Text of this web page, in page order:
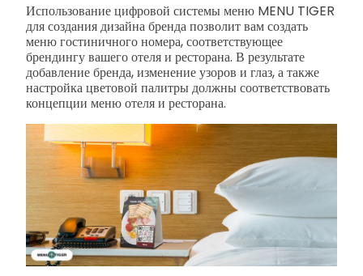
Использование цифровой системы меню MENU TIGER
для создания дизайна бренда позволит вам создать
меню гостиничного номера, соответствующее
брендингу вашего отеля и ресторана. В результате
добавление бренда, изменение узоров и глаз, а также
настройка цветовой палитры должны соответствовать
концепции меню отеля и ресторана.